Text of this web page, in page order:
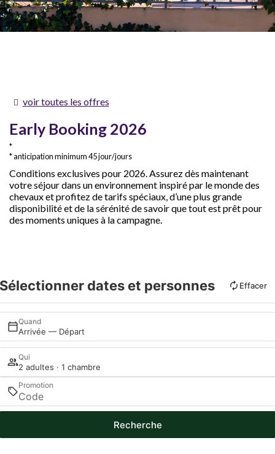
voir toutes les offres
Early Booking 2026
anticipation minimum 45 jour/jours
Conditions exclusives pour 2026. Assurez dès maintenant
votre séjour dans un environnement inspiré par le monde des
chevaux et profitez de tarifs spéciaux, d’une plus grande
disponibilité et de la sérénité de savoir que tout est prêt pour
des moments uniques à la campagne.
Sélectionner dates et personnes Effacer
Quand
Arrivée — Départ
Qui
2 adultes · 1 chambre
Promotion
Recherche